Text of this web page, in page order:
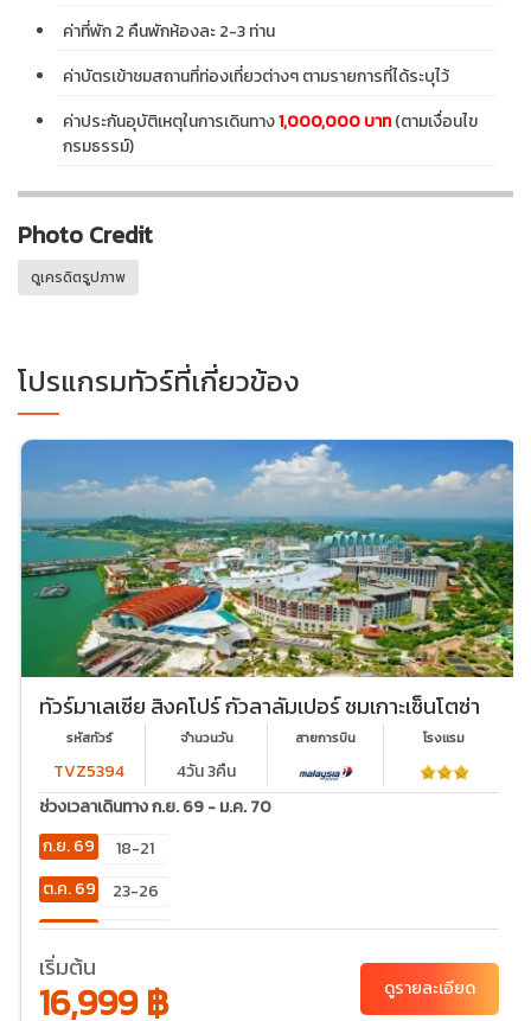
ค่าที่พัก 2 คืนพักห้องละ 2-3 ท่าน
ค่าบัตรเข้าชมสถานที่ท่องเที่ยวต่างๆ ตามรายการที่ได้ระบุไว้
ค่าประกันอุบัติเหตุในการเดินทาง1,000,000 บาท(ตามเงื่อนไข
กรมธรรม์)
Photo Credit
ดูเครดิตรูปภาพ
โปรแกรมทัวร์ที่เกี่ยวข้อง
ทัวร์มาเลเซีย สิงคโปร์ กัวลาลัมเปอร์ ชมเกาะเซ็นโตซ่า
รหัสทัวร์
TVZ5394
จำนวนวัน
4วัน 3คืน
สายการบิน โรงเเรม
ช่วงเวลาเดินทาง ก.ย. 69 - ม.ค. 70
ก.ย. 69
18-21
ต.ค. 69
23-26
พ.ย. 69
20-23
ธ.ค. 69
เริ่มต้น
16,999 ฿ ดูรายละเอียด